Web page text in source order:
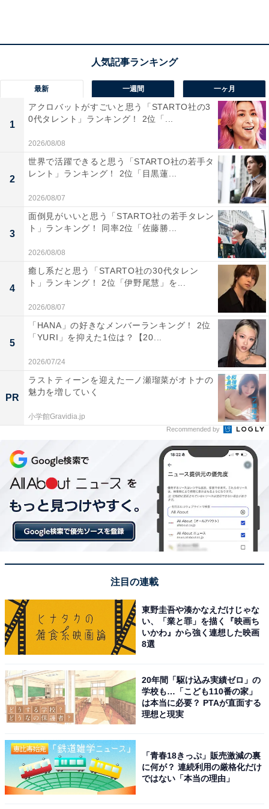
確かに、「1コマいくら」という独特の賃金形態なの
そうです。
学力よりコミュ力!? 塾講師バイトの実態
続いて、こちらも意外な塾講師バイトの実態。
「本当に簡単に学生を講師とするため、質が悪い講師も
少なくない（20代・男性）」
「塾業界の学生アルバイトは学力だけではなくコミニュ
ケーション能力がある美男美女が好まれる（20代・男
性）」
り、講師のスキル任せで適当なものなんだと知り、自分
の子供は学生バイトの塾には通わせたくないなと思いま
した（30代・男性）」
る先生たちも、大学生の場合も多いんですよね。
最新 一週間 一ヶ月
1
アクロバットがすごいと思う「STARTO社の3
0代タレント」ランキング！ 2位「...
2026/08/08
2
世界で活躍できると思う「STARTO社の若手タ
レント」ランキング！ 2位「目黒蓮...
2026/08/07
3
面倒見がいいと思う「STARTO社の若手タレン
ト」ランキング！ 同率2位「佐藤勝...
2026/08/08
4
癒し系だと思う「STARTO社の30代タレン
ト」ランキング！ 2位「伊野尾慧」を...
2026/08/07
5
「HANA」の好きなメンバーランキング！ 2位
「YURI」を抑えた1位は？【20...
2026/07/24
PR
ラストティーンを迎えた一ノ瀬瑠菜がオトナの
魅力を増していく
小学館Gravidia.jp
Recommended by
注目の連載
東野圭吾や湊かなえだけじゃな
い、「業と罪」を描く『映画ち
いかわ』から強く連想した映画
8選
20年間「駆け込み実績ゼロ」の
学校も…「こども110番の家」
は本当に必要？ PTAが直面する
理想と現実
「青春18きっぷ」販売激減の裏
に何が？ 連続利用の厳格化だけ
ではない「本当の理由」